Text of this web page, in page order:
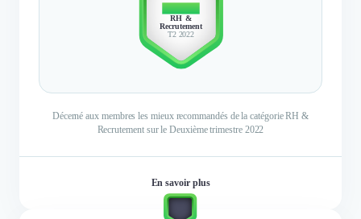
TOP 10
RH &
Recrutement
T2 2022
Décerné aux membres les mieux recommandés de la catégorie RH &
Recrutement sur le Deuxième trimestre 2022
En savoir plus